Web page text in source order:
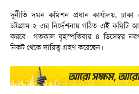
দুর্নীতি দমন কমিশন প্রধান কার্যালয়,
চট্টগ্রাম-২ এর নির্দেশনায় গঠিত এই কমিটি
করবে। গতকাল বৃহস্পতিবার ৪ ডিসেম্বর
নিকট থেকে দায়িত্ব গ্রহণ করেছেন।